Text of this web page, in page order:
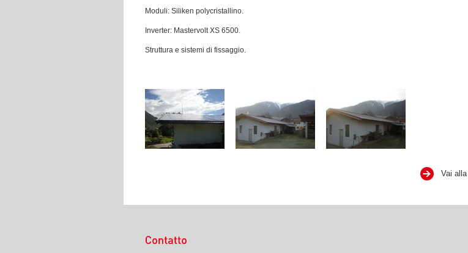
Moduli: Siliken polycristallino.
Inverter: Mastervolt XS 6500.
Struttura e sistemi di fissaggio.
Vai